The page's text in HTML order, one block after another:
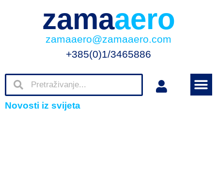
zamaaero
zamaaero@zamaaero.com
+385(0)1/3465886
Novosti iz svijeta